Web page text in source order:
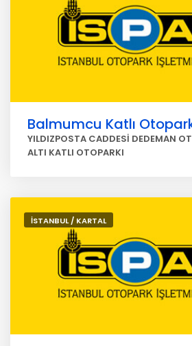
Balmumcu Katlı
YILDIZPOSTA CADDESİ DEDEMAN
ALTI KATLI OTOPARKI
İSTANBUL / KARTAL